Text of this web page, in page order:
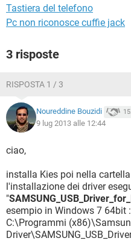
Tastiera del telefono
Pc non riconosce cuffie jack
3 risposte
RISPOSTA 1 / 3
Noureddine Bouzidi
9 lug 2013 alle 12:44
ciao,
installa Kies poi nella
l'installazione dei driver
"
esempio in Windows 7 64bit :
C:\Programmi